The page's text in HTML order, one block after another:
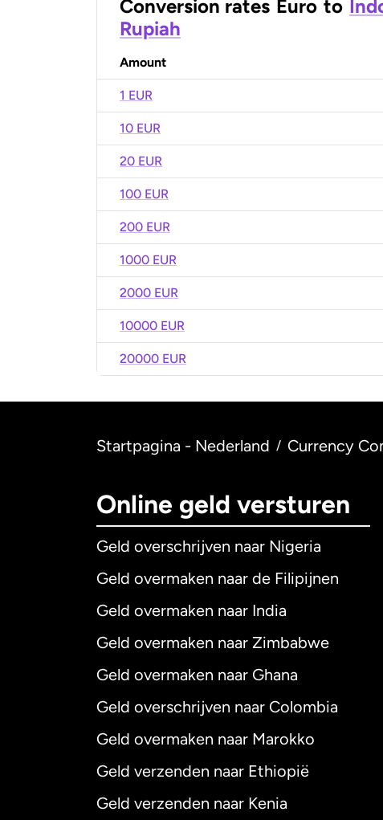
Conversion rates Euro to
Rupiah
Amount
1 EUR
10 EUR
20 EUR
100 EUR
200 EUR
1000 EUR
2000 EUR
10000 EUR
20000 EUR
Startpagina - Nederland / Currency
Online geld versturen
Geld overschrijven naar Nigeria
Geld overmaken naar de Filipijnen
Geld overmaken naar India
Geld overmaken naar Zimbabwe
Geld overmaken naar Ghana
Geld overschrijven naar Colombia
Geld overmaken naar Marokko
Geld verzenden naar Ethiopië
Geld verzenden naar Kenia